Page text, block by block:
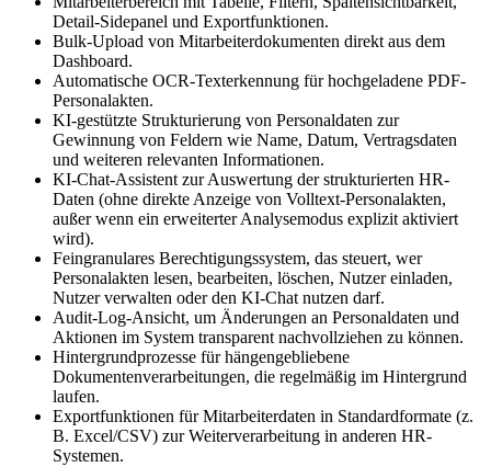
Detail-Sidepanel und Exportfunktionen.
Bulk-Upload von Mitarbeiterdokumenten direkt aus dem
Dashboard.
Automatische OCR-Texterkennung für hochgeladene PDF-
Personalakten.
KI-gestützte Strukturierung von Personaldaten zur
Gewinnung von Feldern wie Name, Datum, Vertragsdaten
und weiteren relevanten Informationen.
KI-Chat-Assistent zur Auswertung der strukturierten HR-
Daten (ohne direkte Anzeige von Volltext-Personalakten,
außer wenn ein erweiterter Analysemodus explizit aktiviert
wird).
Feingranulares Berechtigungssystem, das steuert, wer
Personalakten lesen, bearbeiten, löschen, Nutzer einladen,
Nutzer verwalten oder den KI-Chat nutzen darf.
Audit-Log-Ansicht, um Änderungen an Personaldaten und
Aktionen im System transparent nachvollziehen zu können.
Hintergrundprozesse für hängengebliebene
Dokumentenverarbeitungen, die regelmäßig im Hintergrund
laufen.
Exportfunktionen für Mitarbeiterdaten in Standardformate (z.
B. Excel/CSV) zur Weiterverarbeitung in anderen HR-
Systemen.